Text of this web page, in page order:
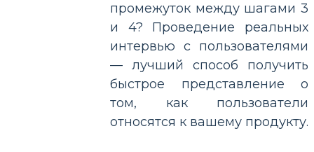
промежуток между шагами 3
и 4? Проведение реальных
интервью с пользователями
— лучший способ получить
быстрое представление о
том, как пользователи
относятся к вашему продукту.